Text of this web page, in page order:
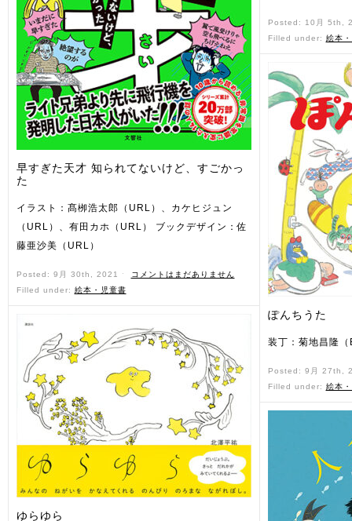
早すぎた天才 知られてないけど、すごかっ
た
イラスト：髙栁浩太郎（URL）、カケヒジュン
（URL）、有田カホ（URL） ブックデザイン：佐
藤亜沙美（URL）
Posted: 9月 30th, 2021 ˑ
コメントはまだありません
Filled under: 絵本・児童書
ゆらゆら
Posted: 10月 5th,
Filled under: 絵本
ぽんちうた
装丁：菊地昌隆
Posted: 9月 27th,
Filled under: 絵本